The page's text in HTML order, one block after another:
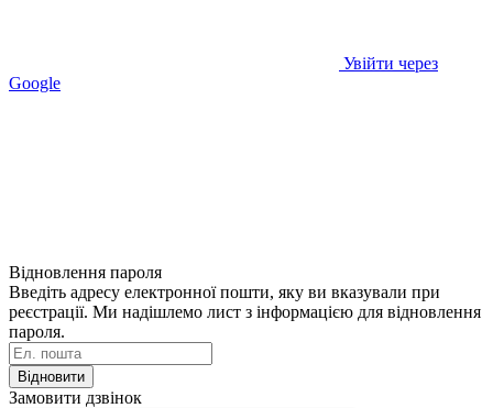
Увійти через
Google
Відновлення пароля
Введіть адресу електронної пошти, яку ви вказували при
реєстрації. Ми надішлемо лист з інформацією для відновлення
пароля.
Відновити
Замовити дзвінок